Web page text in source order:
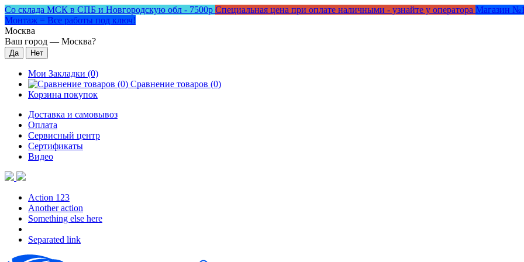
Со склада МСК в СПБ и Новгородскую обл - 7500р Специальная цена при оплате наличными - узнайте у оператора Магазин
Монтаж = Все работы под ключ!
Москва
Ваш город — Москва?
Мои Закладки (0)
Сравнение товаров (0)
Корзина покупок
Доставка и самовывоз
Оплата
Сервисный центр
Сертификаты
Видео
Action 123
Another action
Something else here
Separated link